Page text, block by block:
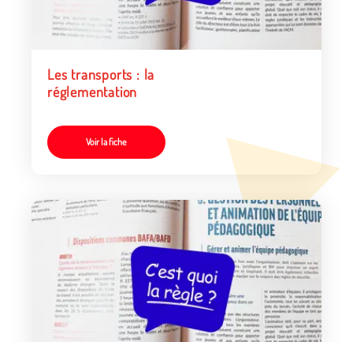
Les transports : la
réglementation
Voir la fiche